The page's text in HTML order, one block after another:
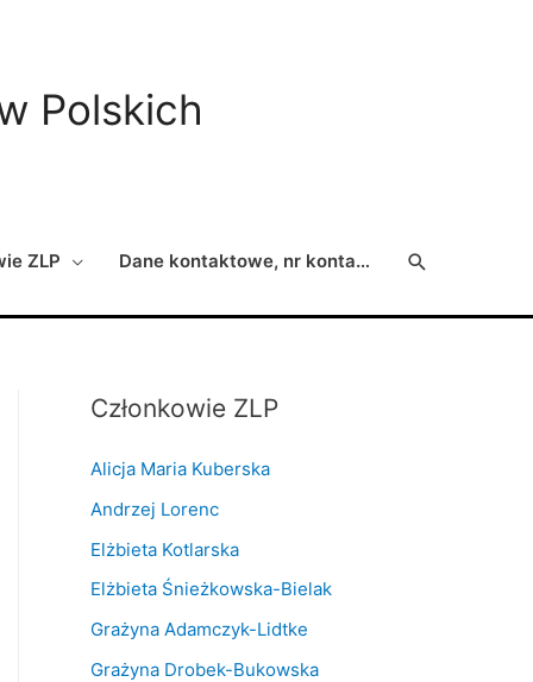
Polskich
ZLP Dane kontaktowe, nr konta… Search
Członkowie ZLP
Alicja Maria Kuberska
Andrzej Lorenc
Elżbieta Kotlarska
Elżbieta Śnieżkowska-Bielak
Grażyna Adamczyk-Lidtke
Grażyna Drobek-Bukowska